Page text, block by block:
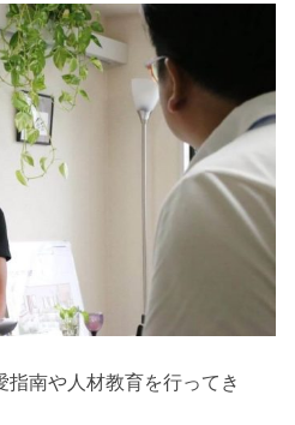
南や人材教育を行ってき